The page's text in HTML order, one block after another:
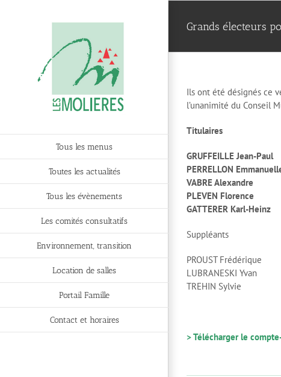
Tous les menus
Toutes les actualités
Tous les évènements
Les comités consultatifs
Environnement, transition
Location de salles
Portail Famille
Contact et horaires
Grands électeurs
Ils ont été désignés ce
l’unanimité du Conseil
Titulaires
GRUFFEILLE Jean-Paul
PERRELLON
VABRE Alexandre
PLEVEN Florence
GATTERER Karl-Heinz
Suppléants
PROUST Frédérique
LUBRANESKI Yvan
TREHIN Sylvie
> Télécharger le